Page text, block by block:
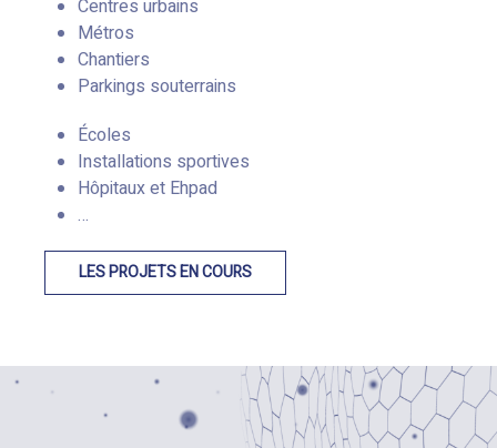
Centres urbains
Métros
Chantiers
Parkings souterrains
Écoles
Installations sportives
Hôpitaux et Ehpad
…
LES PROJETS EN COURS